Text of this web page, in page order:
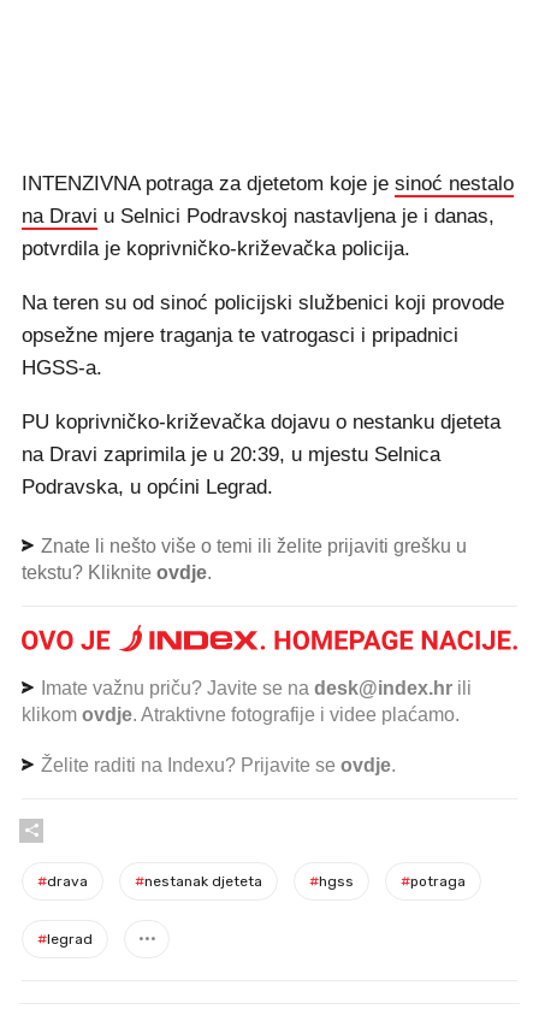
INTENZIVNA potraga za djetetom koje je sinoć nestalo
na Dravi u Selnici Podravskoj nastavljena je i danas,
potvrdila je koprivničko-križevačka policija.
Na teren su od sinoć policijski službenici koji provode
opsežne mjere traganja te vatrogasci i pripadnici
HGSS-a.
PU koprivničko-križevačka dojavu o nestanku djeteta
na Dravi zaprimila je u 20:39, u mjestu Selnica
Podravska, u općini Legrad.
Znate li nešto više o temi ili želite prijaviti grešku u
tekstu? Kliknite ovdje.
Imate važnu priču? Javite se na desk@index.hr ili
klikom ovdje. Atraktivne fotografije i videe plaćamo.
Želite raditi na Indexu? Prijavite se ovdje.
#drava #nestanak djeteta #hgss #potraga
#legrad